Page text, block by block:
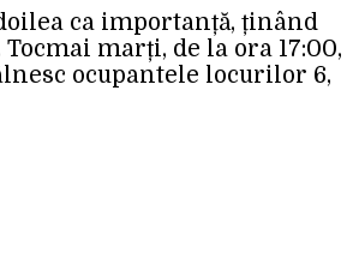
ca importanță, ținând
marți, de la ora 17:00,
ocupantele locurilor 6,